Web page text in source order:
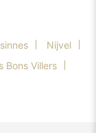
Nijvel
Bons Villers